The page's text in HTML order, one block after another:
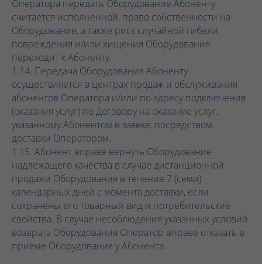
Оператора передать Оборудование Абоненту
считается исполненной, право собственности на
Оборудование, а также риск случайной гибели,
повреждения и/или хищения Оборудования
переходит к Абоненту.
1.14. Передача Оборудования Абоненту
осуществляется в центрах продаж и обслуживания
абонентов Оператора и/или по адресу подключения
(оказания услуг) по Договору на оказание услуг,
указанному Абонентом в заявке, посредством
доставки Оператором.
1.15. Абонент вправе вернуть Оборудование
надлежащего качества в случае дистанционной
продажи Оборудования в течение 7 (семи)
календарных дней с момента доставки, если
сохранены его товарный вид и потребительские
свойства. В случае несоблюдения указанных условий
возврата Оборудования Оператор вправе отказать в
приеме Оборудования у Абонента.